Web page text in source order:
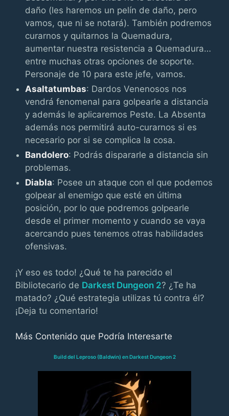
daño (les haremos un pelín de daño, pero
vamos, que ni se notará). También podremos
curarnos y quitarnos la Quemadura,
aumentar nuestra resistencia a Quemadura…
entre muchas otras opciones de soporte.
Personaje de 10 para este jefe, vamos.
Asaltatumbas: Dardos Venenosos nos
vendrá fenomenal para golpearle a distancia
y además le aplicaremos Peste. La Absenta
además nos permitirá auto-curarnos si es
necesario por si se complica la cosa.
Bandolero: Podrás dispararle a distancia sin
problemas.
Diabla: Posee un ataque con el que podemos
golpear al enemigo que esté en última
posición, por lo que podremos golpearle
desde el primer momento y cuando se vaya
acercando pues tenemos otras habilidades
ofensivas.
¡Y eso es todo! ¿Qué te ha parecido el
Bibliotecario de Darkest Dungeon 2? ¿Te ha
matado? ¿Qué estrategia utilizas tú contra él?
¡Deja tu comentario!
Más Contenido que Podría Interesarte
Build del Leproso (Baldwin) en Darkest Dungeon 2